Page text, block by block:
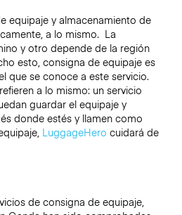
equipaje y almacenamiento de
a lo mismo. La
y otro depende de la región
esto, consigna de equipaje es
que se conoce a este servicio.
a lo mismo: un servicio
guardar el equipaje y
donde estés y llamen como
LuggageHero cuidará de
de consigna de equipaje,